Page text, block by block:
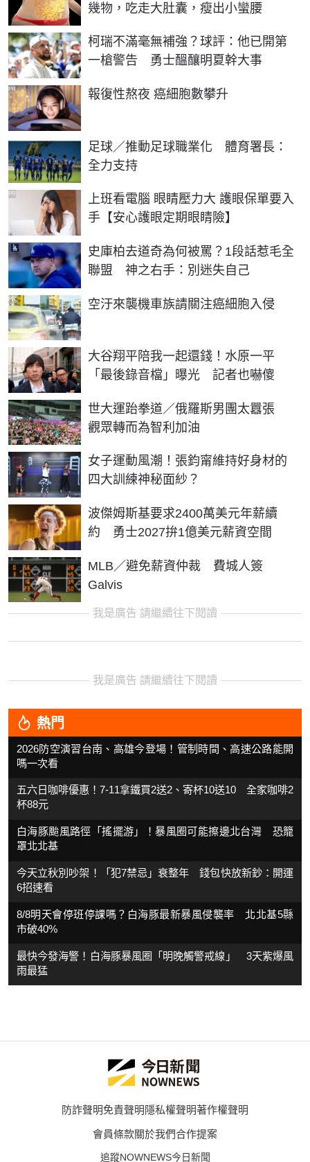
幾物，吃走大肚囊，瘦出小蠻腰
柯瑞不滿毫無補強？球評：他已開第
一槍警告 勇士醞釀明夏幹大事
報復性熬夜 癌細胞數攀升
PR
足球／推動足球職業化 體育署長：
全力支持
上班看電腦 眼睛壓力大 護眼保單要入
手【安心護眼定期眼睛險】
PR
史庫柏去道奇為何被罵？1段話惹毛全
聯盟 神之右手：別迷失自己
空汙來襲機車族請關注癌細胞入侵
PR
大谷翔平陪我一起還錢！水原一平
「最後錄音檔」曝光 記者也嚇傻
世大運跆拳道／俄羅斯男團太囂張
觀眾轉而為智利加油
女子運動風潮！張鈞甯維持好身材的
四大訓練神秘面紗？
波傑姆斯基要求2400萬美元年薪續
約 勇士2027拚1億美元薪資空間
MLB／避免薪資仲裁 費城人簽
Galvis
我是廣告 請繼續往下閱讀
我是廣告 請繼續往下閱讀
熱門
2026防空演習台南、高雄今登場！管制時間、高速公路能開
嗎一次看
五六日咖啡優惠！7-11拿鐵買2送2、寄杯10送10 全家咖啡2
杯88元
白海豚颱風路徑「搖擺游」！暴風圈可能擦邊北台灣 恐籠
罩北北基
今天立秋別吵架！「犯7禁忌」衰整年 錢包快放新鈔：開運
6招速看
8/8明天會停班停課嗎？白海豚最新暴風侵襲率 北北基5縣
市破40%
最快今發海警！白海豚暴風圈「明晚觸警戒線」 3天紫爆風
雨最猛
防詐聲明免責聲明隱私權聲明著作權聲明
會員條款關於我們合作提案
追蹤NOWNEWS今日新聞